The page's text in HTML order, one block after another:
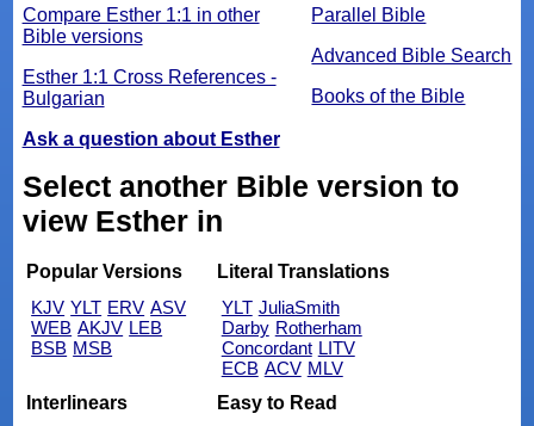
Parallel Bible
Advanced Bible Search
Books of the Bible
Compare Esther 1:1 in other
Bible versions
Esther 1:1 Cross References -
Bulgarian
Ask a question about Esther
Select another Bible version to
view Esther in
Popular Versions
KJV YLT ERV ASV
WEB AKJV LEB
BSB MSB
Literal Translations
YLT JuliaSmith
Darby Rotherham
Concordant LITV
ECB ACV MLV
Interlinears
Easy to Read